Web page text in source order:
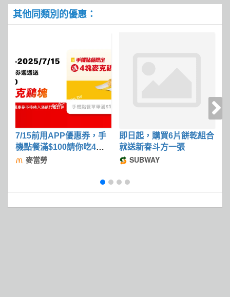
其他同類別的優惠：
7/15前用APP優惠券，手
機點餐滿$100請你吃4塊
麥克鷄塊
麥當勞
即日起，購買6片餅乾組合
就送新春斗方一張
SUBWAY